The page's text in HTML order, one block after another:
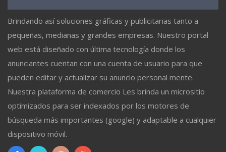
Brindando así soluciones gráficas y publicitarias tanto a
pequeñas, medianas y grandes empresas. Nuestro portal
web está diseñado con última tecnología donde los
anunciantes cuentan con una cuenta de usuario para que
pueden editar y actualizar su anuncio personal mente.
Nuestra plataforma de comercio Les brinda un micrositio
optimizados para ser indexados por los motores de
búsqueda más importantes (google) y adaptable a cualquier
dispositivo móvil.